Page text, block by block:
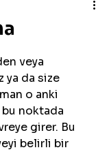
veya
ya da size
o anki
noktada
girer. Bu
belirli bir